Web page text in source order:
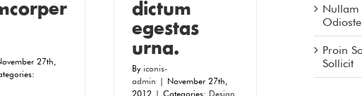
27th,
dictum
egestas
urna.
By iconis-
admin | November 27th,
2012 | Categories: Design
Nullam
Proin
Sollicit